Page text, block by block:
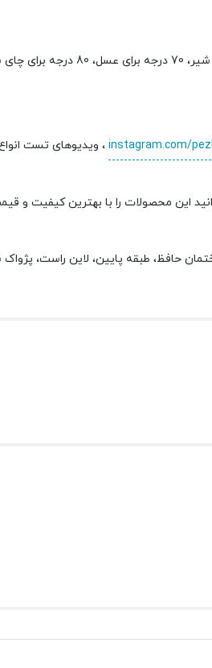
instagram.com/ ، ویدیوهای تست
این محصولات را با بهترین کیفیت و
حافظ، طبقه پایین، لاین راست،